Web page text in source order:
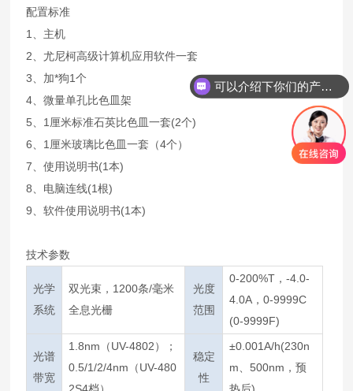
配置标准
1、主机
2、尤尼柯高级计算机应用软件一套
3、加*狗1个
4、微量单孔比色皿架
5、1厘米标准石英比色皿一套(2个)
6、1厘米玻璃比色皿一套（4个）
7、使用说明书(1本)
8、电脑连线(1根)
9、软件使用说明书(1本)
技术参数
光学
系统
双光束，1200条/毫米
全息光栅
光度
范围
0-200%T，-4.0-
4.0A，0-9999C
(0-9999F)
光谱
带宽
1.8nm（UV-4802）；
0.5/1/2/4nm（UV-480
2S4档）
稳定
性
±0.001A/h(230n
m、500nm，预
热后)
可以介绍下你们的产品么
你们是怎么收费的呢